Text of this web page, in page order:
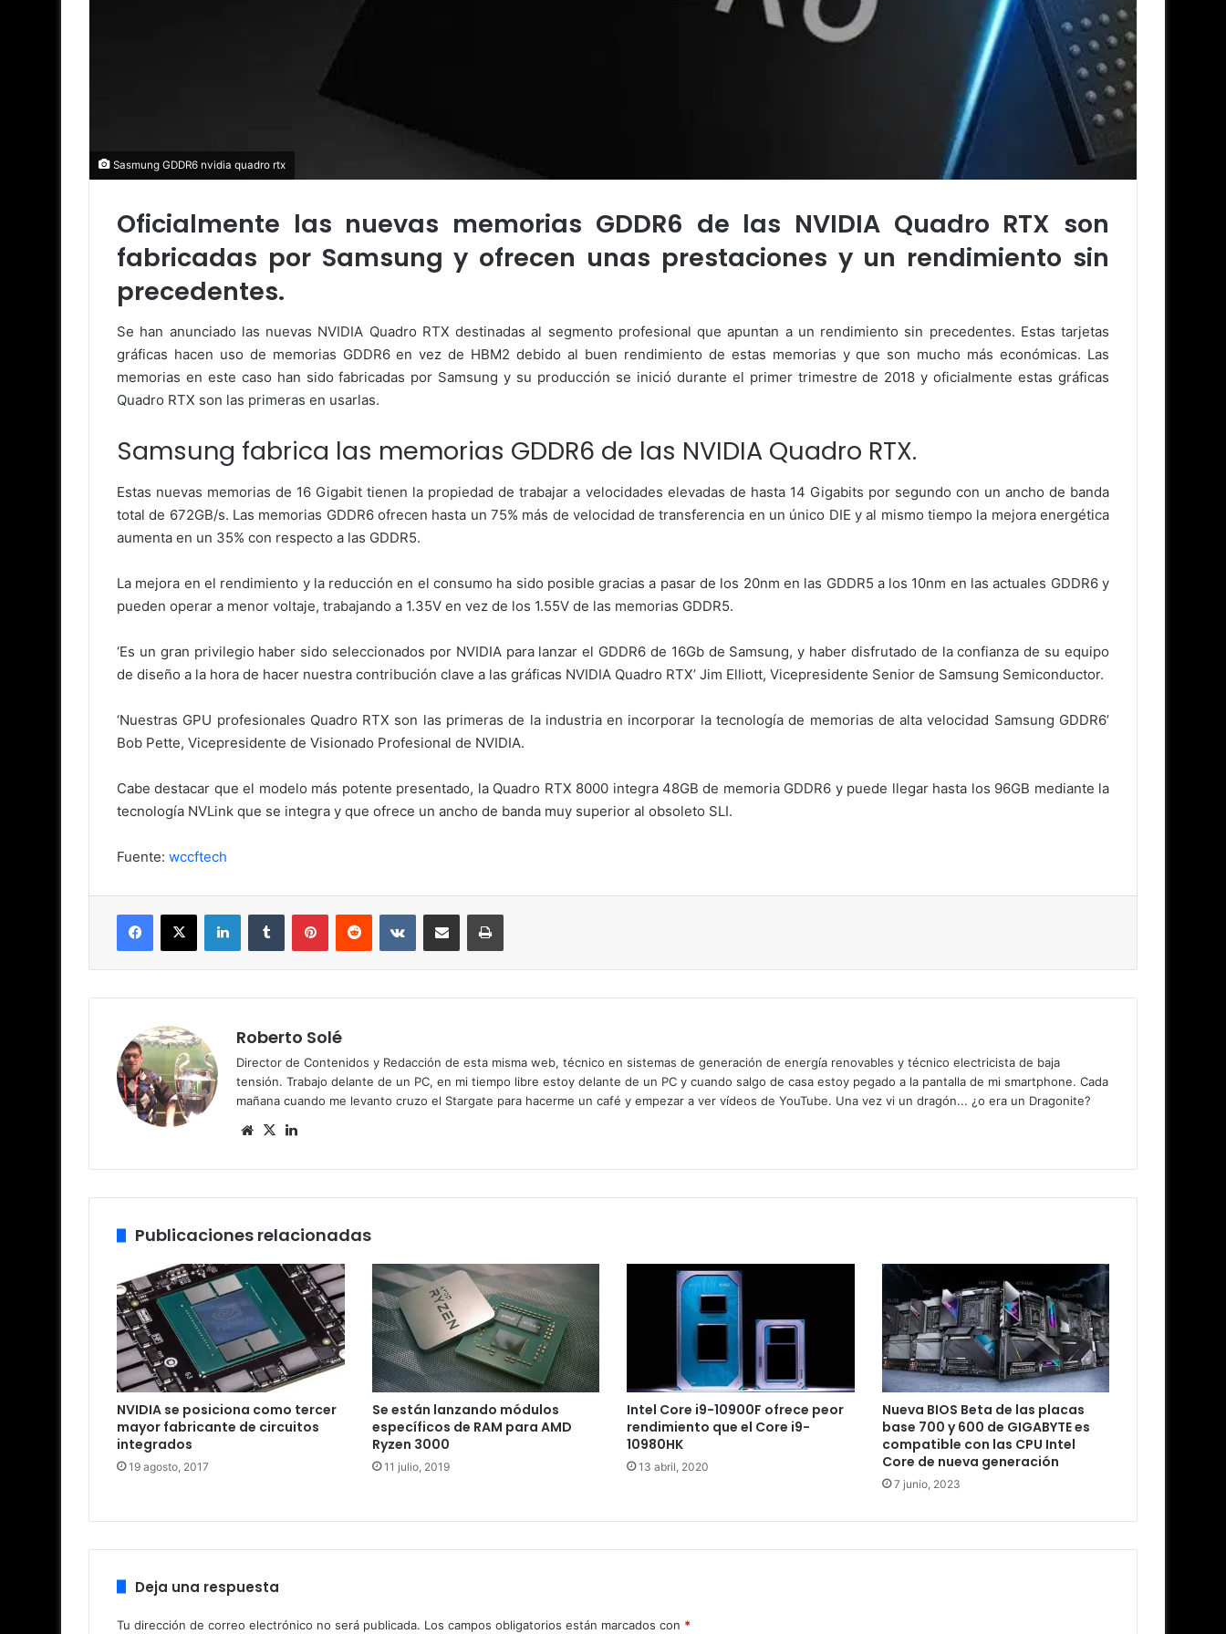
Sasmung GDDR6 nvidia quadro rtx
Oficialmente las nuevas memorias GDDR6 de las NVIDIA Quadro RTX son
fabricadas por Samsung y ofrecen unas prestaciones y un rendimiento sin
precedentes.
Se han anunciado las nuevas NVIDIA Quadro RTX destinadas al segmento profesional que apuntan a un rendimiento sin precedentes. Estas tarjetas
gráficas hacen uso de memorias GDDR6 en vez de HBM2 debido al buen rendimiento de estas memorias y que son mucho más económicas. Las
memorias en este caso han sido fabricadas por Samsung y su producción se inició durante el primer trimestre de 2018 y oficialmente estas gráficas
Quadro RTX son las primeras en usarlas.
Samsung fabrica las memorias GDDR6 de las NVIDIA Quadro RTX.
Estas nuevas memorias de 16 Gigabit tienen la propiedad de trabajar a velocidades elevadas de hasta 14 Gigabits por segundo con un ancho de banda
total de 672GB/s. Las memorias GDDR6 ofrecen hasta un 75% más de velocidad de transferencia en un único DIE y al mismo tiempo la mejora energética
aumenta en un 35% con respecto a las GDDR5.
La mejora en el rendimiento y la reducción en el consumo ha sido posible gracias a pasar de los 20nm en las GDDR5 a los 10nm en las actuales GDDR6 y
pueden operar a menor voltaje, trabajando a 1.35V en vez de los 1.55V de las memorias GDDR5.
‘Es un gran privilegio haber sido seleccionados por NVIDIA para lanzar el GDDR6 de 16Gb de Samsung, y haber disfrutado de la confianza de su equipo
de diseño a la hora de hacer nuestra contribución clave a las gráficas NVIDIA Quadro RTX’ Jim Elliott, Vicepresidente Senior de Samsung Semiconductor.
‘Nuestras GPU profesionales Quadro RTX son las primeras de la industria en incorporar la tecnología de memorias de alta velocidad Samsung GDDR6’
Bob Pette, Vicepresidente de Visionado Profesional de NVIDIA.
Cabe destacar que el modelo más potente presentado, la Quadro RTX 8000 integra 48GB de memoria GDDR6 y puede llegar hasta los 96GB mediante la
tecnología NVLink que se integra y que ofrece un ancho de banda muy superior al obsoleto SLI.
Fuente: wccftech
Roberto Solé
Director de Contenidos y Redacción de esta misma web, técnico en sistemas de generación de energía renovables y técnico electricista de baja
tensión. Trabajo delante de un PC, en mi tiempo libre estoy delante de un PC y cuando salgo de casa estoy pegado a la pantalla de mi smartphone. Cada
mañana cuando me levanto cruzo el Stargate para hacerme un café y empezar a ver vídeos de YouTube. Una vez vi un dragón... ¿o era un Dragonite?
Siti
we
b
X
dIn
Publicaciones relacionadas
NVIDIA se posiciona como tercer
mayor fabricante de circuitos
integrados
19 agosto, 2017
Se están lanzando módulos
específicos de RAM para AMD
Ryzen 3000
11 julio, 2019
Intel Core i9-10900F ofrece peor
rendimiento que el Core i9-
10980HK
13 abril, 2020
Nueva BIOS Beta de las placas
base 700 y 600 de GIGABYTE es
compatible con las CPU Intel
Core de nueva generación
7 junio, 2023
Deja una respuesta
Tu dirección de correo electrónico no será publicada. Los campos obligatorios están marcados con *